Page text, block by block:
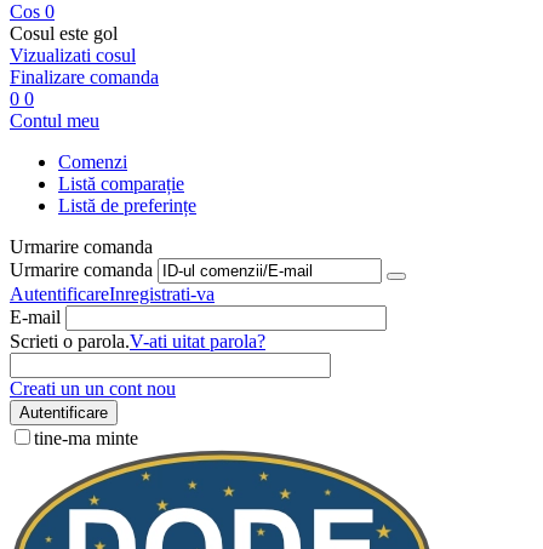
Cos 0
Cosul este gol
Vizualizati cosul
Finalizare comanda
0 0
Contul meu
Comenzi
Listă comparație
Listă de preferințe
Urmarire comanda
Urmarire comanda
AutentificareInregistrati-va
E-mail
Scrieti o parola.V-ati uitat parola?
Creati un un cont nou
Autentificare
tine-ma minte